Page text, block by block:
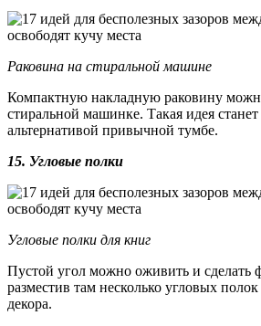
Раковина на стиральной машине
Компактную накладную раковину
стиральной машинке. Такая идея
альтернативой привычной тумбе.
15. Угловые полки
Угловые полки для книг
Пустой угол можно оживить и сделать
разместив там несколько угловых
декора.